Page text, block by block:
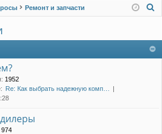
тр
ия
Ремонт и запчасти
к
: 1952
Re: Как выбрать надежную комп…
974